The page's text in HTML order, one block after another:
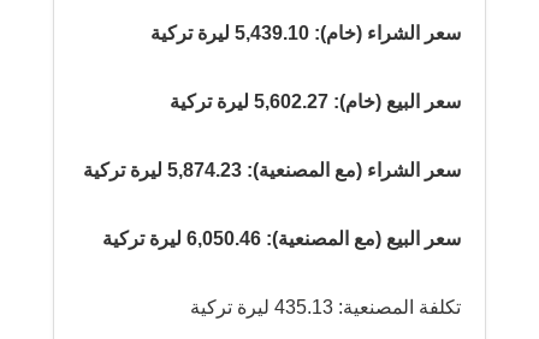
سعر الشراء (خام): 5,439.10 ليرة تركية
سعر البيع (خام): 5,602.27 ليرة تركية
سعر الشراء (مع المصنعية): 5,874.23 ليرة تركية
سعر البيع (مع المصنعية): 6,050.46 ليرة تركية
تكلفة المصنعية: 435.13 ليرة تركية